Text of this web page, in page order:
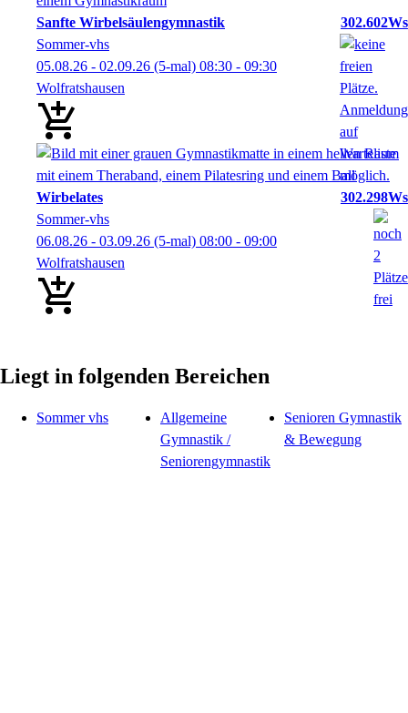
Sanfte Wirbelsäulengymnastik
302.602Ws
Sommer-vhs
05.08.26 - 02.09.26 (5-mal) 08:30 - 09:30
Wolfratshausen
Wirbelates
302.298Ws
Sommer-vhs
06.08.26 - 03.09.26 (5-mal) 08:00 - 09:00
Wolfratshausen
Liegt in folgenden Bereichen
Sommer vhs
Allgemeine
Gymnastik /
Seniorengymnastik
Senioren Gymnastik
& Bewegung